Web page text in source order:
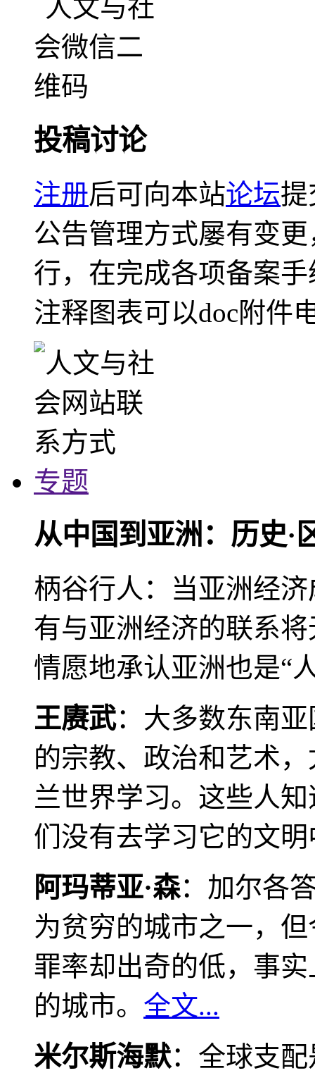
投稿讨论
注册后可向本站论坛提
公告管理方式屡有变
行，在完成各项备案
注释图表可以doc附件
专题
从中国到亚洲：历史·
柄谷行人：当亚洲经
有与亚洲经济的联系
情愿地承认亚洲也是“
王赓武：大多数东南
的宗教、政治和艺术
兰世界学习。这些人
们没有去学习它的文
阿玛蒂亚·森：加尔各
为贫穷的城市之一，
罪率却出奇的低，事
的城市。 全文...
米尔斯海默：全球支